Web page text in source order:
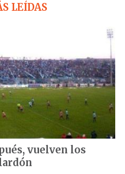
LEÍDAS
vuelven los